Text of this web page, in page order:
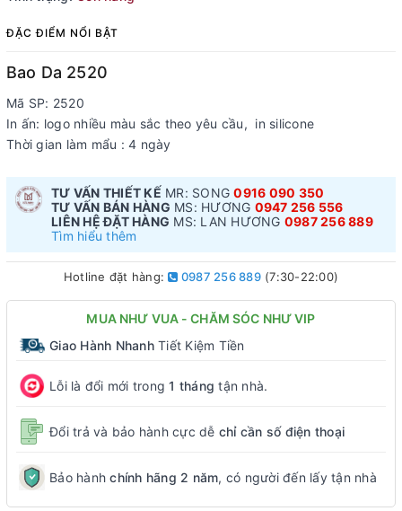
ĐẶC ĐIỂM NỔI BẬT
Bao Da 2520
Mã SP: 2520
In ấn: logo nhiều màu sắc theo yêu cầu, in silicone
Thời gian làm mẩu : 4 ngày
TƯ VẤN THIẾT KẾ MR: SONG0916 090 350
TƯ VẤN BÁN HÀNG MS: HƯƠNG 0947 256 556
LIÊN HỆ ĐẶT HÀNG MS: LAN HƯƠNG 0987 256 889
Tìm hiểu thêm
Hotline đặt hàng: 0987 256 889(7:30-22:00)
MUA NHƯ VUA - CHĂM SÓC NHƯ VIP
Giao Hành NhanhTiết Kiệm Tiền
Lỗi là đổi mới trong1 tháng tận nhà.
Đổi trả và bảo hành cực dễ chỉ cần số điện thoại
Bảo hànhchính hãng 2 năm, có người đến lấy tận nhà